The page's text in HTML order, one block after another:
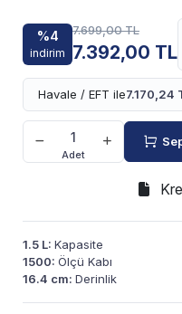
%4
indirim
7.699,00 TL
7.392,00 TL
Havale / EFT ile7.170,24
Adet
1.5 L: Kapasite
1500: Ölçü Kabı
16.4 cm: Derinlik